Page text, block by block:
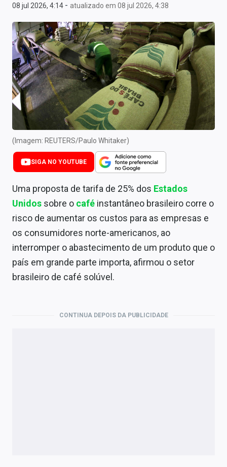
Newsletters
Cotações
Comprar ou vender?
Carteiras Recomendadas
Central de Dividendos
Central de Fundos Imobiliários
Central dos IPOs
Renda Fixa
Finanças Pessoais
Mercados
Economia
Empresas
Brasil
08 jul 2026, 4:14 - atualizado em 08 jul 2026, 4:38
(Imagem: REUTERS/Paulo Whitaker)
SIGA NO YOUTUBE
Uma proposta de tarifa de 25% dos Estados
Unidos sobre o café instantâneo brasileiro corre o
risco de aumentar os custos para as empresas e
os consumidores norte-americanos, ao
interromper o abastecimento de um produto que o
país em grande parte importa, afirmou o setor
brasileiro de café solúvel.
CONTINUA DEPOIS DA PUBLICIDADE